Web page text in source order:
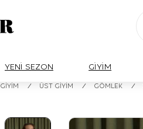
YENİ SEZON GİYİM
GİYİM / ÜST GİYİM / GÖMLEK /